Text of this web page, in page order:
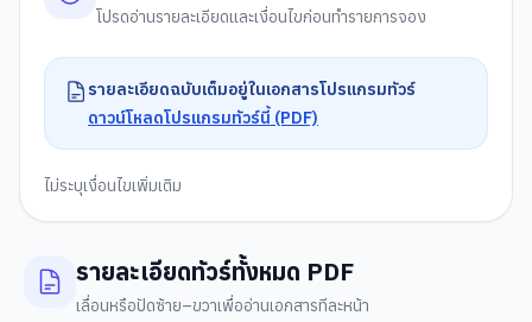
โปรดอ่านรายละเอียดและเงื่อนไขก่อนทำรายการจอง
รายละเอียดฉบับเต็มอยู่ในเอกสารโปรแกรมทัวร์
ดาวน์โหลดโปรแกรมทัวร์นี้ (PDF)
ไม่ระบุเงื่อนไขเพิ่มเติม
รายละเอียดทัวร์ทั้งหมด PDF
เลื่อนหรือปัดซ้าย–ขวาเพื่ออ่านเอกสารทีละหน้า